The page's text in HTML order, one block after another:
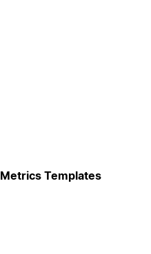
Templates